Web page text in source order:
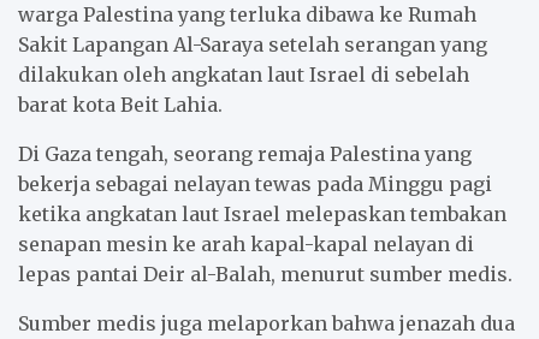
warga Palestina yang terluka dibawa ke Rumah
Sakit Lapangan Al-Saraya setelah serangan yang
dilakukan oleh angkatan laut Israel di sebelah
barat kota Beit Lahia.
Di Gaza tengah, seorang remaja Palestina yang
bekerja sebagai nelayan tewas pada Minggu pagi
ketika angkatan laut Israel melepaskan tembakan
senapan mesin ke arah kapal-kapal nelayan di
lepas pantai Deir al-Balah, menurut sumber medis.
Sumber medis juga melaporkan bahwa jenazah dua